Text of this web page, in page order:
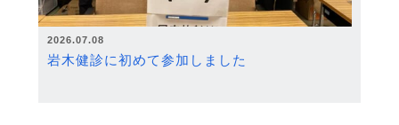
2026.07.08
岩木健診に初めて参加しました